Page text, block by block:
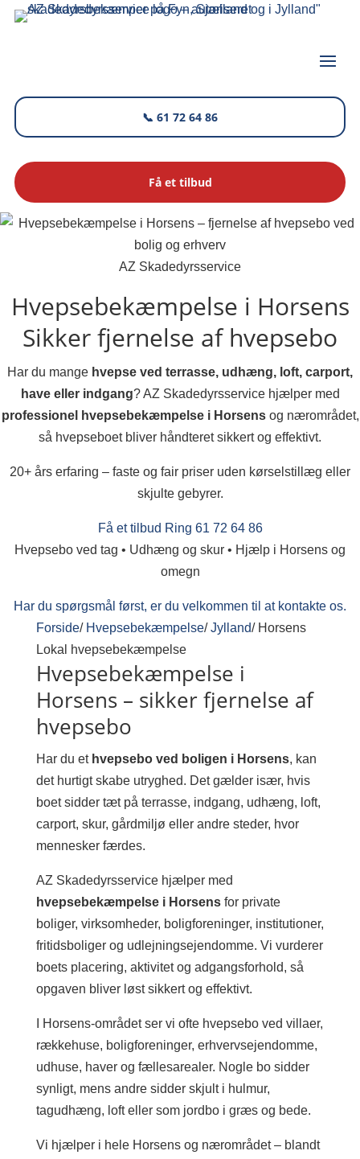
📞 61 72 64 86
Få et tilbud
AZ Skadedyrsservice
Hvepsebekæmpelse i Horsens
Sikker fjernelse af hvepsebo
Har du mange hvepse ved terrasse, udhæng, loft, carport,
have eller indgang? AZ Skadedyrsservice hjælper med
professionel hvepsebekæmpelse i Horsensog nærområdet,
så hvepseboet bliver håndteret sikkert og effektivt.
20+ års erfaring – faste og fair priser uden kørselstillæg eller
skjulte gebyrer.
Få et tilbud Ring 61 72 64 86
Hvepsebo ved tag • Udhæng og skur • Hjælp i Horsens og
omegn
Har du spørgsmål først, er du velkommen til at kontakte os.
Forside/ Hvepsebekæmpelse/ Jylland/ Horsens
Lokal hvepsebekæmpelse
Hvepsebekæmpelse i
Horsens – sikker fjernelse af
hvepsebo
Har du et hvepsebo ved boligen i Horsens, kan
det hurtigt skabe utryghed. Det gælder især, hvis
boet sidder tæt på terrasse, indgang, udhæng, loft,
carport, skur, gårdmiljø eller andre steder, hvor
mennesker færdes.
AZ Skadedyrsservice hjælper med
hvepsebekæmpelse i Horsensfor private
boliger, virksomheder, boligforeninger, institutioner,
fritidsboliger og udlejningsejendomme. Vi vurderer
boets placering, aktivitet og adgangsforhold, så
opgaven bliver løst sikkert og effektivt.
I Horsens-området ser vi ofte hvepsebo ved villaer,
rækkehuse, boligforeninger, erhvervsejendomme,
udhuse, haver og fællesarealer. Nogle bo sidder
synligt, mens andre sidder skjult i hulmur,
tagudhæng, loft eller som jordbo i græs og bede.
Vi hjælper i hele Horsens og nærområdet – blandt